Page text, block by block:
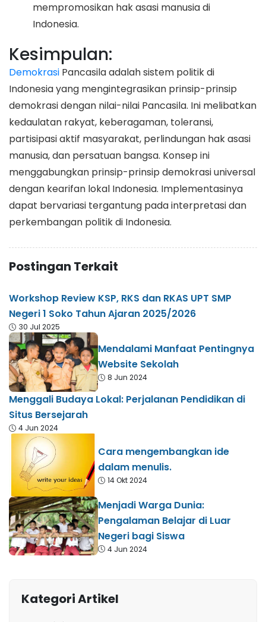
mempromosikan hak asasi manusia di
Indonesia.
Kesimpulan:
Demokrasi Pancasila adalah sistem politik di
Indonesia yang mengintegrasikan prinsip-prinsip
demokrasi dengan nilai-nilai Pancasila. Ini melibatkan
kedaulatan rakyat, keberagaman, toleransi,
partisipasi aktif masyarakat, perlindungan hak asasi
manusia, dan persatuan bangsa. Konsep ini
menggabungkan prinsip-prinsip demokrasi universal
dengan kearifan lokal Indonesia. Implementasinya
dapat bervariasi tergantung pada interpretasi dan
perkembangan politik di Indonesia.
Postingan Terkait
Workshop Review KSP, RKS dan RKAS UPT SMP
Negeri 1 Soko Tahun Ajaran 2025/2026
30 Jul 2025
Mendalami Manfaat Pentingnya
Website Sekolah
8 Jun 2024
Menggali Budaya Lokal: Perjalanan Pendidikan di
Situs Bersejarah
4 Jun 2024
Cara mengembangkan ide
dalam menulis.
14 Okt 2024
Menjadi Warga Dunia:
Pengalaman Belajar di Luar
Negeri bagi Siswa
4 Jun 2024
Kategori Artikel